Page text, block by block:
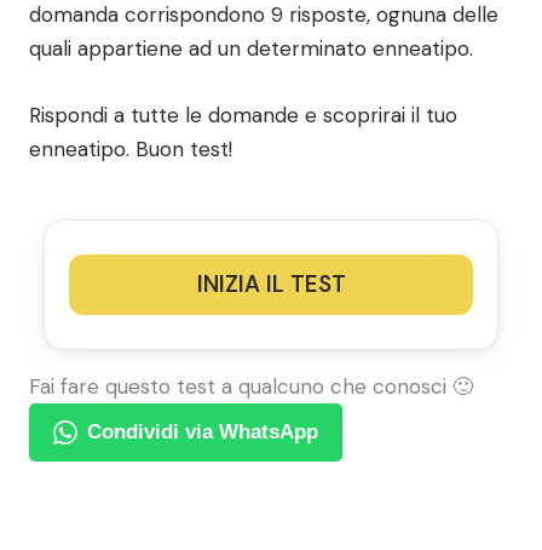
domanda corrispondono 9 risposte, ognuna delle
quali appartiene ad un determinato enneatipo.
Rispondi a tutte le domande e scoprirai il tuo
enneatipo. Buon test!
INIZIA IL TEST
Fai fare questo test a qualcuno che conosci 🙂
Condividi via WhatsApp